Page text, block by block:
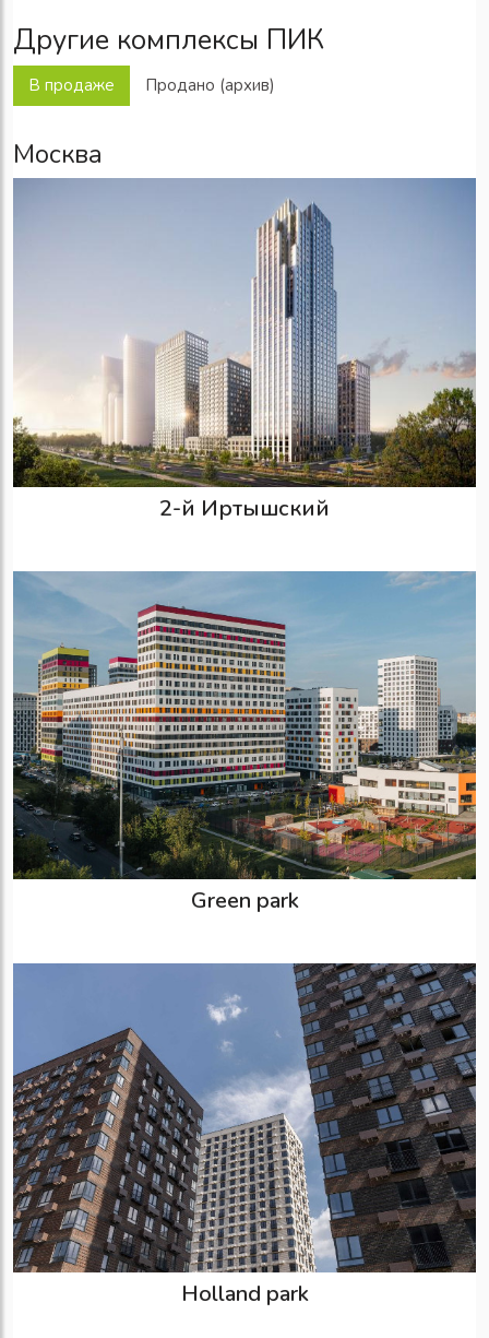
Другие комплексы ПИК
В продаже Продано (архив)
Москва
2-й Иртышский
Green park
Holland park